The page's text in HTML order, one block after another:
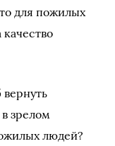
для пожилых
зрелом
людей?